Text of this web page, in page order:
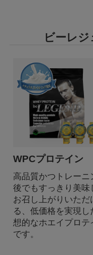
ビーレ
WPCプロテイン
高品質かつトレーニ
後でもすっきり美味
お召し上がりいただ
る、低価格を実現し
想的なホエイプロテ
です。